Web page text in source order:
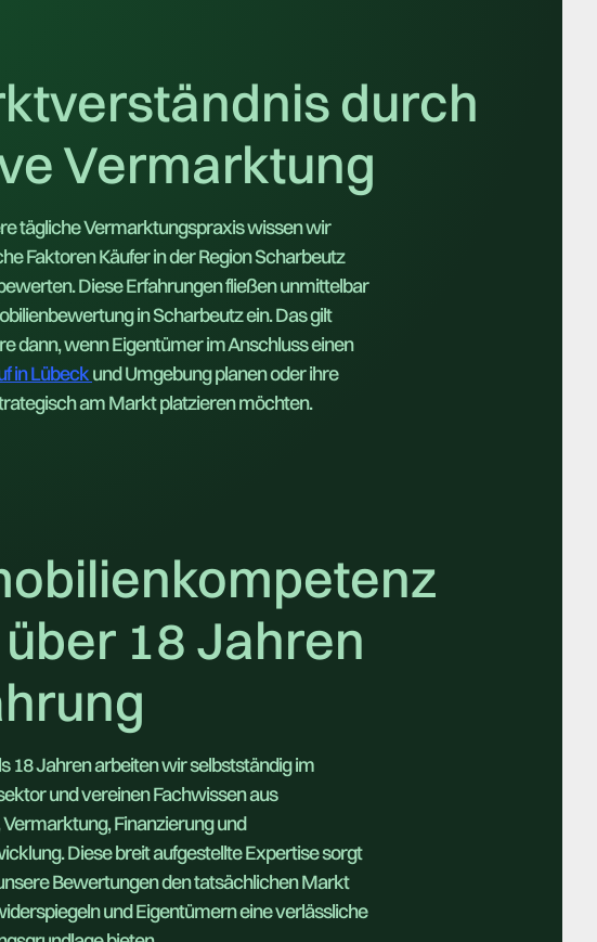
durch
Vermarktung
tägliche Vermarktungspraxis wissen wir
Faktoren Käufer in der Region Scharbeutz
Diese Erfahrungen fließen unmittelbar
in Scharbeutz ein. Das gilt
dann, wenn Eigentümer im Anschluss einen
in Lübeckund Umgebung planen oder ihre
am Markt platzieren möchten.
18 Jahren
18 Jahren arbeiten wir selbstständig im
und vereinen Fachwissen aus
Finanzierung und
Diese breit aufgestellte Expertise sorgt
Bewertungen den tatsächlichen Markt
und Eigentümern eine verlässliche